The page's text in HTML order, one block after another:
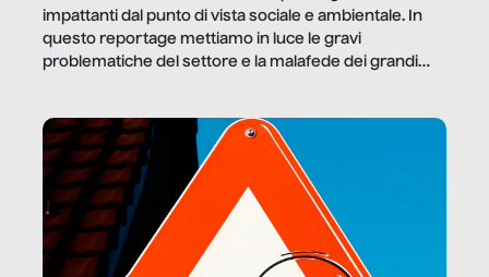
impattanti dal punto di vista sociale e ambientale. In
questo reportage mettiamo in luce le gravi
problematiche del settore e la malafede dei grandi